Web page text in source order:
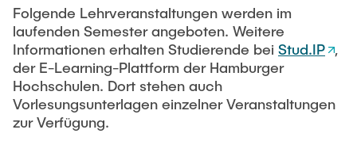
Webinar Series: Green Hydrogen (2022)
Webinar: Klimaschutz in Hamburg (2021)
Webinar Series: Green Hydrogen (2021)
KARRIERE
Folgende Lehrveranstaltungen werden im
laufenden Semester angeboten. Weitere
Informationen erhalten Studierende bei Stud.IP ,
der E-Learning-Plattform der Hamburger
Hochschulen. Dort stehen auch
Vorlesungsunterlagen einzelner Veranstaltungen
zur Verfügung.